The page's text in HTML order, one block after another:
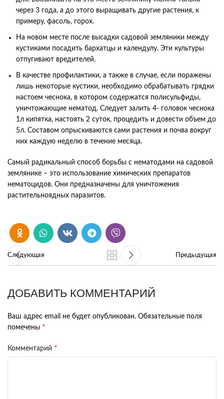
через 3 года, а до этого выращивать другие растения, к
примеру, фасоль, горох.
На новом месте после высадки садовой земляники между
кустиками посадить бархатцы и календулу. Эти культуры
отпугивают вредителей.
В качестве профилактики, а также в случае, если поражены
лишь некоторые кустики, необходимо обрабатывать грядки
настоем чеснока, в котором содержатся полисульфиды,
уничтожающие нематод. Следует залить 4- головок чеснока
1л кипятка, настоять 2 суток, процедить и довести объем до
5л. Составом опрыскиваются сами растения и почва вокруг
них каждую неделю в течение месяца.
Самый радикальный способ борьбы с нематодами на садовой
землянике – это использование химических препаратов
нематоцидов. Они предназначены для уничтожения
растительноядных паразитов.
Следующая Предыдущая
ДОБАВИТЬ КОММЕНТАРИЙ
Ваш адрес email не будет опубликован. Обязательные поля
помечены *
Комментарий *